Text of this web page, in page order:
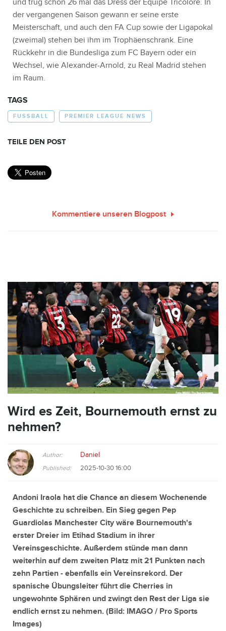
und trug schon 26 mal das Dress der Équipe Tricolore. In
der vergangenen Saison gewann er seine erste
Meisterschaft, und auch den FA Cup sowie der Ligapokal
(zweimal) stehen bei ihm im Trophäenschrank. Eine
Rückkehr in die Bundesliga zum FC Bayern oder ein
Wechsel, wie Alexander-Arnold, zu Real Madrid stehen
im Raum.
TAGS
FUSSBALL PREMIER LEAGUE NEWS
TEILE DEN POST
Kommentiere unseren Blogpost
Wird es Zeit, Bournemouth ernst zu
nehmen?
Author: Daniel
Published: 2025-10-30 16:00
Andoni Iraola hat die Chance an diesem Wochenende
Geschichte zu schreiben. Ein Sieg gegen Pep
Guardiolas Manchester City wäre Bournemouth's
erster Dreier im Etihad Stadium in ihrer
Vereinsgeschichte. Außerdem stünde man dann
weiterhin auf dem zweiten Platz mit 21 Punkten nach
zehn Partien - ebenfalls ein Vereinsrekord. Der
spanische Übungsleiter führt die Cherries in
ungewohnte Sphären und zwingt den Rest der Liga sie
endlich ernst zu nehmen. (Bild: IMAGO / Pro Sports
Images)